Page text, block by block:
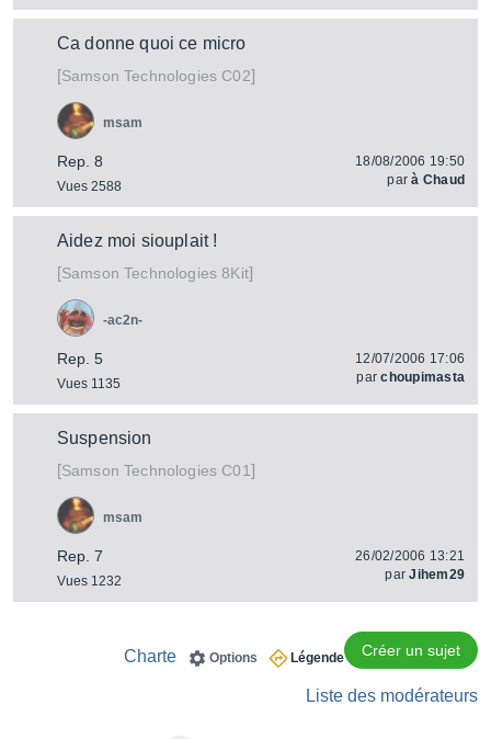
Ca donne quoi ce micro
[Samson Technologies C02]
Rep. 8
Vues 2588
msam
18/08/2006 19:50
parà Chaud
Aidez moi siouplait !
[Samson Technologies 8Kit]
Rep. 5
Vues 1135
-ac2n-
12/07/2006 17:06
parchoupimasta
Suspension
[Samson Technologies C01]
Rep. 7
Vues 1232
msam
26/02/2006 13:21
parJihem29
Créer un sujet
Légende
Options
Charte
Liste des modérateurs